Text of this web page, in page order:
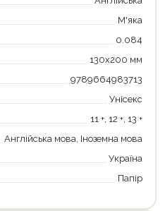
М'яка
0.084
130х200 мм
9789664983713
Унісекс
11 +, 12 +, 13 +
Англійська мова, Іноземна мова
Україна
Папір